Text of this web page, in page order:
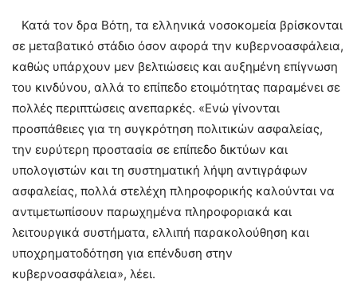
Κατά τον δρα Βότη, τα ελληνικά νοσοκομεία βρίσκονται
σε μεταβατικό στάδιο όσον αφορά την κυβερνοασφάλεια,
καθώς υπάρχουν μεν βελτιώσεις και αυξημένη επίγνωση
του κινδύνου, αλλά το επίπεδο ετοιμότητας παραμένει σε
πολλές περιπτώσεις ανεπαρκές. «Eνώ γίνονται
προσπάθειες για τη συγκρότηση πολιτικών ασφαλείας,
την ευρύτερη προστασία σε επίπεδο δικτύων και
υπολογιστών και τη συστηματική λήψη αντιγράφων
ασφαλείας, πολλά στελέχη πληροφορικής καλούνται να
αντιμετωπίσουν παρωχημένα πληροφοριακά και
λειτουργικά συστήματα, ελλιπή παρακολούθηση και
υποχρηματοδότηση για επένδυση στην
κυβερνοασφάλεια», λέει.